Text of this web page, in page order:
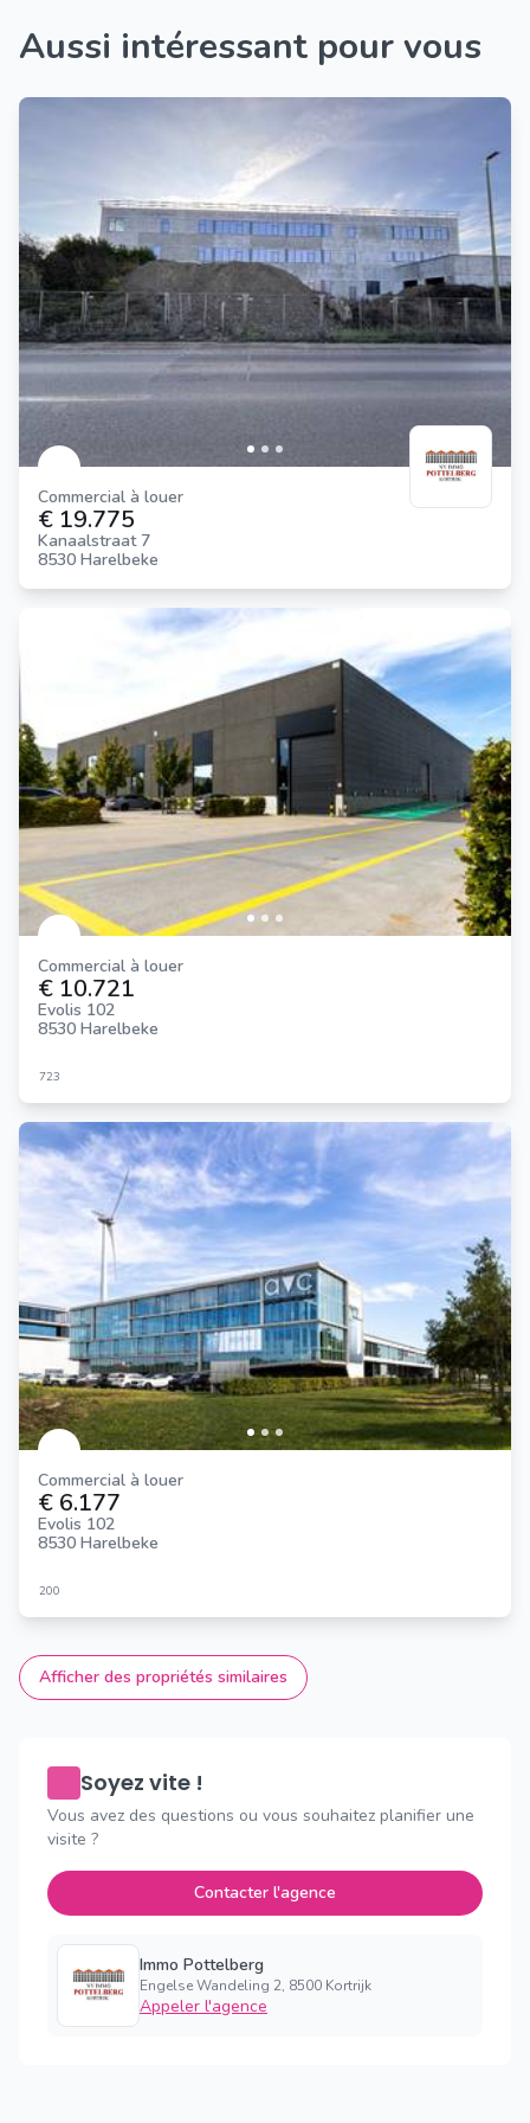
Aussi intéressant pour vous
Commercial à louer
€ 19.775
Kanaalstraat 7
8530 Harelbeke
Commercial à louer
€ 10.721
Evolis 102
8530 Harelbeke
723
Commercial à louer
€ 6.177
Evolis 102
8530 Harelbeke
200
Afficher des propriétés similaires
Soyez vite !
Vous avez des questions ou vous souhaitez planifier une
visite ?
Contacter l'agence
Immo Pottelberg
Engelse Wandeling 2, 8500 Kortrijk
Appeler l'agence